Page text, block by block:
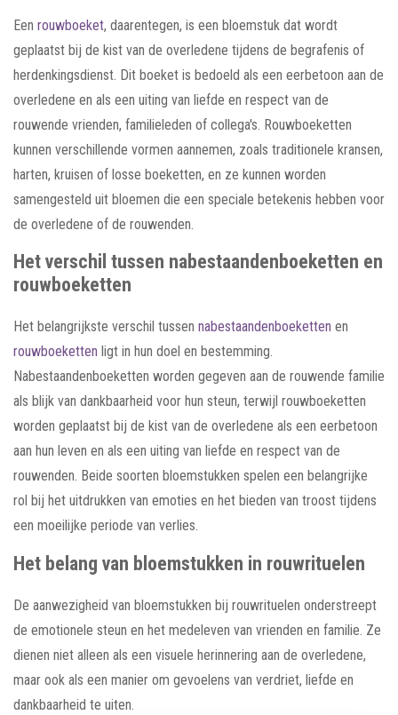
Een rouwboeket, daarentegen, is een bloemstuk dat wordt
geplaatst bij de kist van de overledene tijdens de begrafenis of
herdenkingsdienst. Dit boeket is bedoeld als een eerbetoon aan de
overledene en als een uiting van liefde en respect van de
rouwende vrienden, familieleden of collega's. Rouwboeketten
kunnen verschillende vormen aannemen, zoals traditionele kransen,
harten, kruisen of losse boeketten, en ze kunnen worden
samengesteld uit bloemen die een speciale betekenis hebben voor
de overledene of de rouwenden.
Het verschil tussen nabestaandenboeketten en
rouwboeketten
Het belangrijkste verschil tussen nabestaandenboeketten en
rouwboeketten ligt in hun doel en bestemming.
Nabestaandenboeketten worden gegeven aan de rouwende familie
als blijk van dankbaarheid voor hun steun, terwijl rouwboeketten
worden geplaatst bij de kist van de overledene als een eerbetoon
aan hun leven en als een uiting van liefde en respect van de
rouwenden. Beide soorten bloemstukken spelen een belangrijke
rol bij het uitdrukken van emoties en het bieden van troost tijdens
een moeilijke periode van verlies.
Het belang van bloemstukken in rouwrituelen
De aanwezigheid van bloemstukken bij rouwrituelen onderstreept
de emotionele steun en het medeleven van vrienden en familie. Ze
dienen niet alleen als een visuele herinnering aan de overledene,
maar ook als een manier om gevoelens van verdriet, liefde en
dankbaarheid te uiten.